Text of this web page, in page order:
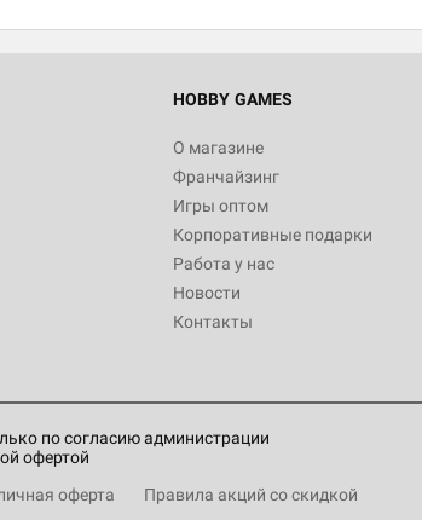
HOBBY GAMES
О магазине
Франчайзинг
Игры оптом
Корпоративные подарки
Работа у нас
Новости
Контакты
по согласию администрации
офертой
оферта Правила акций со скидкой
12 990
Настольная игра Hobby
3 490